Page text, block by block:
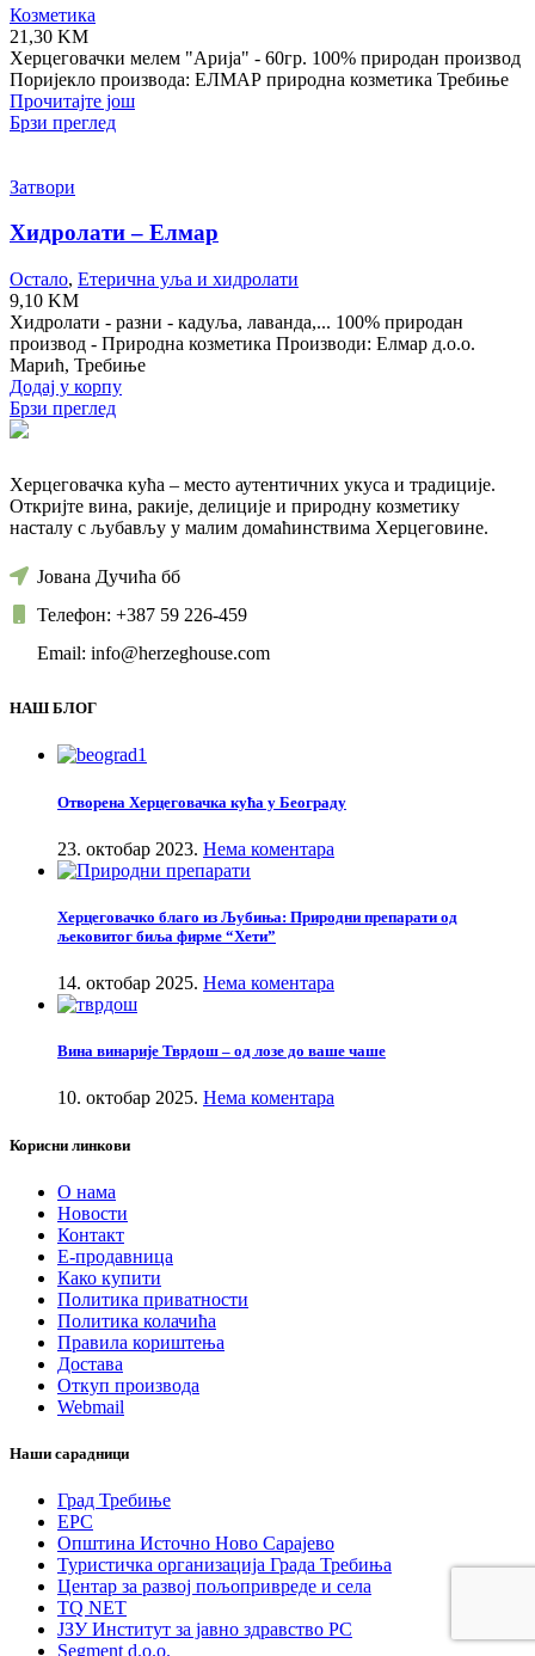
Козметика
21,30 KM
Херцеговачки мелем "Арија" - 60гр. 100% природан производ
Поријекло производа: ЕЛМАР природна козметика Требиње
Прочитајте још
Брзи преглед
Затвори
Хидролати – Елмар
Остало, Етерична уља и хидролати
9,10 KM
Хидролати - разни - кадуља, лаванда,... 100% природан
производ - Природна козметика Производи: Елмар д.о.о.
Марић, Требиње
Додај у корпу
Брзи преглед
Херцеговачка кућа – место аутентичних укуса и традиције.
Откријте вина, ракије, делиције и природну козметику
насталу с љубављу у малим домаћинствима Херцеговине.
Јована Дучића бб
Телефон: +387 59 226-459
Email: info@herzeghouse.com
НАШ БЛОГ
Отворена Херцеговачка кућа у Београду
23. октобар 2023. Нема коментара
Херцеговачко благо из Љубиња: Природни препарати од
љековитог биља фирме “Хети”
14. октобар 2025. Нема коментара
Вина винарије Тврдош – од лозе до ваше чаше
10. октобар 2025. Нема коментара
Корисни линкови
О нама
Новости
Контакт
Е-продавница
Како купити
Политика приватности
Политика колачића
Правила кориштења
Достава
Откуп производа
Webmail
Наши сарадници
Град Требиње
ЕРС
Општина Источно Ново Сарајево
Туристичка организација Града Требиња
Центар за развој пољопривреде и села
TQ NET
ЈЗУ Институт за јавно здравство РС
Segment d.o.o.